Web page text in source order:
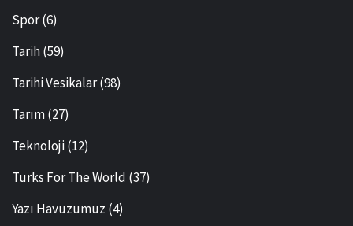
Spor(6)
Tarih(59)
Tarihi Vesikalar(98)
Tarım(27)
Teknoloji(12)
Turks For The World (37)
Yazı Havuzumuz (4)